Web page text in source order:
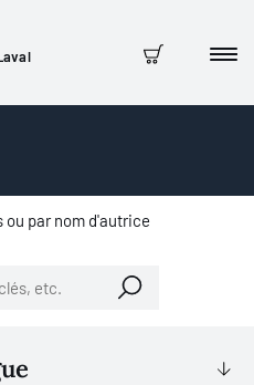
Panier
ou par nom d'autrice